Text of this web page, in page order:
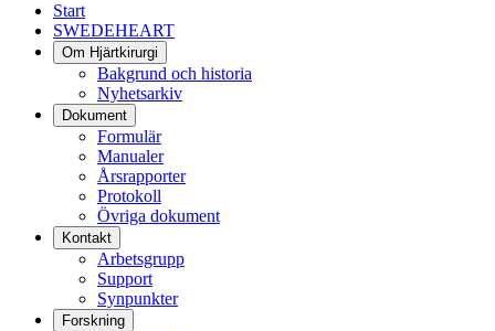
Start
SWEDEHEART
Om Hjärtkirurgi
Bakgrund och historia
Nyhetsarkiv
Dokument
Formulär
Manualer
Årsrapporter
Protokoll
Övriga dokument
Kontakt
Arbetsgrupp
Support
Synpunkter
Forskning